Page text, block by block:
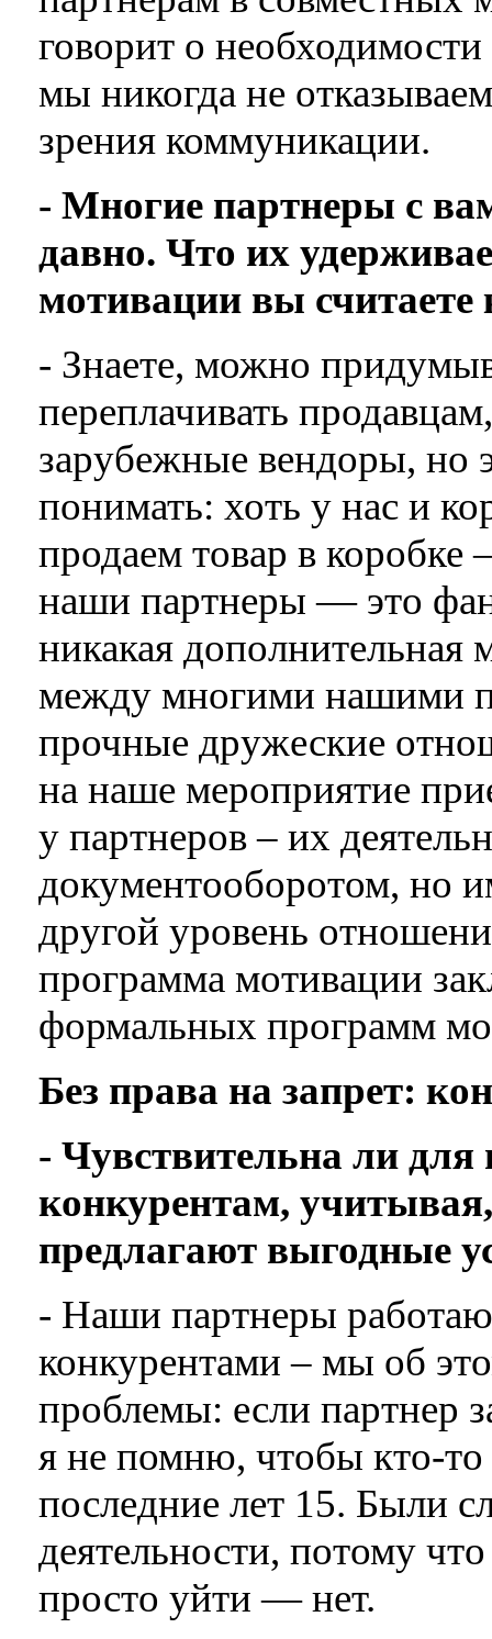
говорит о необходимости
мы никогда не
зрения коммуникации.
- Многие партнеры с
давно. Что их
мотивации вы
- Знаете, можно
переплачивать
зарубежные вендоры, но
понимать: хоть у нас и
продаем товар в коробке
наши партнеры — это
никакая
между многими нашими
прочные дружеские
на наше мероприятие
у партнеров – их
документооборотом, но
другой уровень
программа мотивации
формальных программ
Без права на запрет:
- Чувствительна ли для
конкурентам,
предлагают выгодные
- Наши партнеры
конкурентами – мы об
проблемы: если
я не помню, чтобы кто-то
последние лет 15. Были
деятельности, потому
просто уйти — нет.